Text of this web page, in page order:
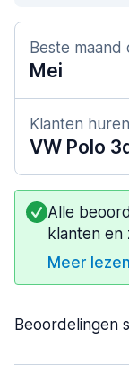
Beste
Mei
Klanten
VW Polo
Alle
klanten en
Meer lezen
Beoordelingen